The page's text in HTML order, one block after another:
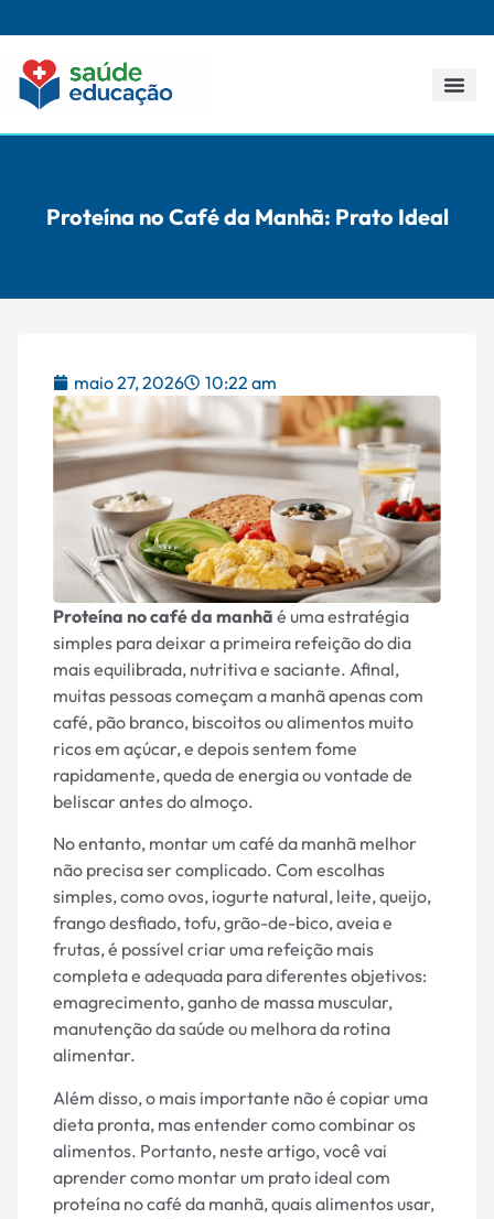
Proteína no Café da Manhã: Prato Ideal
maio 27, 2026 10:22 am
Proteína no café da manhã é uma estratégia
simples para deixar a primeira refeição do dia
mais equilibrada, nutritiva e saciante. Afinal,
muitas pessoas começam a manhã apenas com
café, pão branco, biscoitos ou alimentos muito
ricos em açúcar, e depois sentem fome
rapidamente, queda de energia ou vontade de
beliscar antes do almoço.
No entanto, montar um café da manhã melhor
não precisa ser complicado. Com escolhas
simples, como ovos, iogurte natural, leite, queijo,
frango desfiado, tofu, grão-de-bico, aveia e
frutas, é possível criar uma refeição mais
completa e adequada para diferentes objetivos:
emagrecimento, ganho de massa muscular,
manutenção da saúde ou melhora da rotina
alimentar.
Além disso, o mais importante não é copiar uma
dieta pronta, mas entender como combinar os
alimentos. Portanto, neste artigo, você vai
aprender como montar um prato ideal com
proteína no café da manhã, quais alimentos usar,